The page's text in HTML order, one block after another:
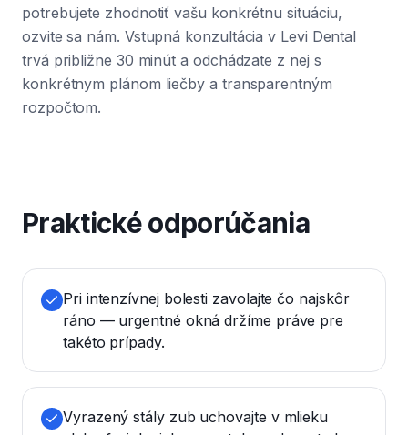
potrebujete zhodnotiť vašu konkrétnu situáciu,
ozvite sa nám. Vstupná konzultácia v Levi Dental
trvá približne 30 minút a odchádzate z nej s
konkrétnym plánom liečby a transparentným
rozpočtom.
Praktické odporúčania
Pri intenzívnej bolesti zavolajte čo najskôr
ráno — urgentné okná držíme práve pre
takéto prípady.
Vyrazený stály zub uchovajte v mlieku